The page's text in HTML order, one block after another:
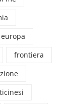
europa
frontiera